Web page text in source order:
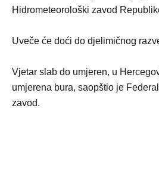
Hidrometeorološki zavod
Uveče će doći do djelimičnog
Vjetar slab do umjeren, u
umjerena bura, saopštio je
zavod.